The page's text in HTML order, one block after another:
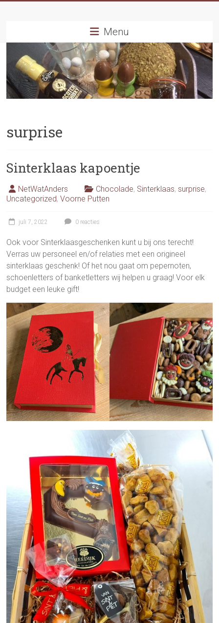
Menu
surprise
Sinterklaas kapoentje
NetWatAnders Chocolade, Sinterklaas,surprise,
Uncategorized,Voorne Putten
juli 7, 2022 0 reacties
Ook voor Sinterklaasgeschenken kunt u bij ons terecht!
Verras uw personeel en/of relaties met een origineel
sinterklaas geschenk! Of het nou gaat om pepernoten,
schoenletters of banketletters wij helpen u graag! Voor elk
budget een leuke gift!